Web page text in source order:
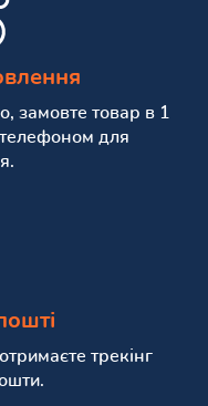
замовте товар в 1
телефоном для
трекінг